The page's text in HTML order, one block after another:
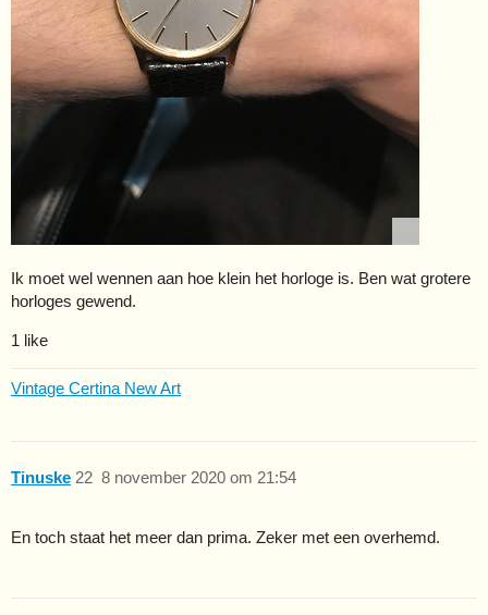
Ik moet wel wennen aan hoe klein het horloge is. Ben wat grotere
horloges gewend.
1 like
Vintage Certina New Art
Tinuske 8 november 2020 om 21:54
22
En toch staat het meer dan prima. Zeker met een overhemd.